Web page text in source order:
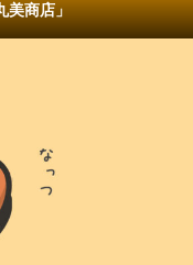
美商店」